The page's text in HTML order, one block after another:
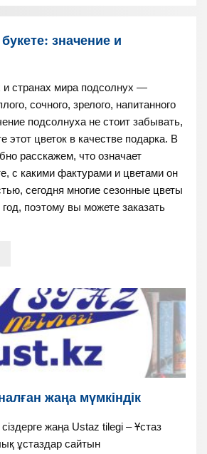
значение и
и странах мира подсолнух —
сочного, зрелого, напитанного
подсолнуха не стоит забывать,
этот цветок в качестве подарка. В
расскажем, что означает
с какими фактурами и цветами он
сегодня многие сезонные цветы
поэтому вы можете заказать
жаңа мүмкіндік
жаңа Ustaz tilegi – Ұстаз
ұстаздар сайтын